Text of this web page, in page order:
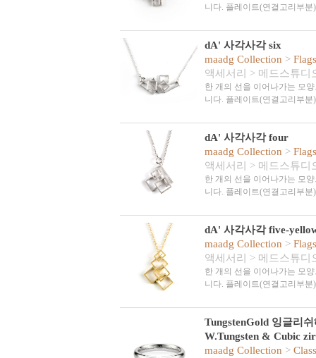
니다. 플레이트(연결고리부
dA' 사각사각 six
maadg Collection >
액세서리
> 메드스튜디
한 개의 선을 이어나가는 모
니다. 플레이트(연결고리부
dA' 사각사각 four
maadg Collection >
액세서리
> 메드스튜디
한 개의 선을 이어나가는 모
니다. 플레이트(연결고리부
dA' 사각사각 five-
maadg Collection >
액세서리
> 메드스튜디
한 개의 선을 이어나가는 모
니다. 플레이트(연결고리부
TungstenGold 잉글리
W.Tungsten & Cubic
maadg Collection >